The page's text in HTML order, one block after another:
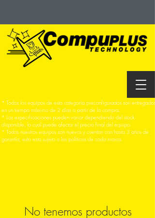
* Todos los equipos de esta categoría preconfigurados son entregados
en un tiempo máximo de 2 días a partir de la compra.
* Las especificaciones pueden variar dependiendo del stock
disponible, lo cual puede afectar el precio final del equipo.
* Todos nuestros equipos son nuevos y cuentan con hasta 3 años de
garantía, esto esta sujeto a las políticas de cada marca.
No tenemos productos